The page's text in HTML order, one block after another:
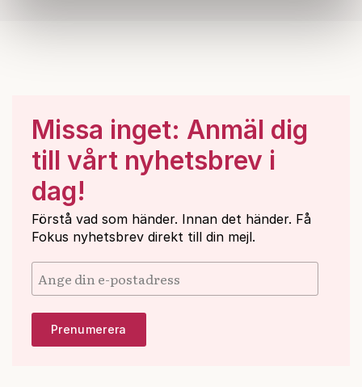
Missa inget: Anmäl dig
till vårt nyhetsbrev i
dag!
Förstå vad som händer. Innan det händer. Få
Fokus nyhetsbrev direkt till din mejl.